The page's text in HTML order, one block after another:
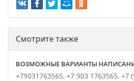
Смотрите также
ВОЗМОЖНЫЕ ВАРИАНТЫ
+79031763565, +7 903 1763565, +7